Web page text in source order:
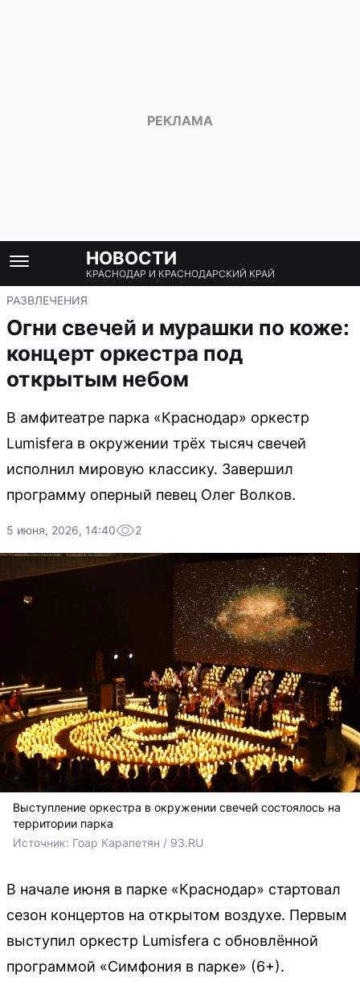
НОВОСТИ
КРАСНОДАР И КРАСНОДАРСКИЙ КРАЙ
РАЗВЛЕЧЕНИЯ
Огни свечей и мурашки по коже:
концерт оркестра под
открытым небом
В амфитеатре парка «Краснодар» оркестр
Lumisfera в окружении трёх тысяч свечей
исполнил мировую классику. Завершил
программу оперный певец Олег Волков.
5 июня, 2026, 14:40 2
Выступление оркестра в окружении свечей состоялось на
территории парка
Источник: Гоар Карапетян / 93.RU
В начале июня в парке «Краснодар» стартовал
сезон концертов на открытом воздухе. Первым
выступил оркестр Lumisfera с обновлённой
программой «Симфония в парке» (6+).